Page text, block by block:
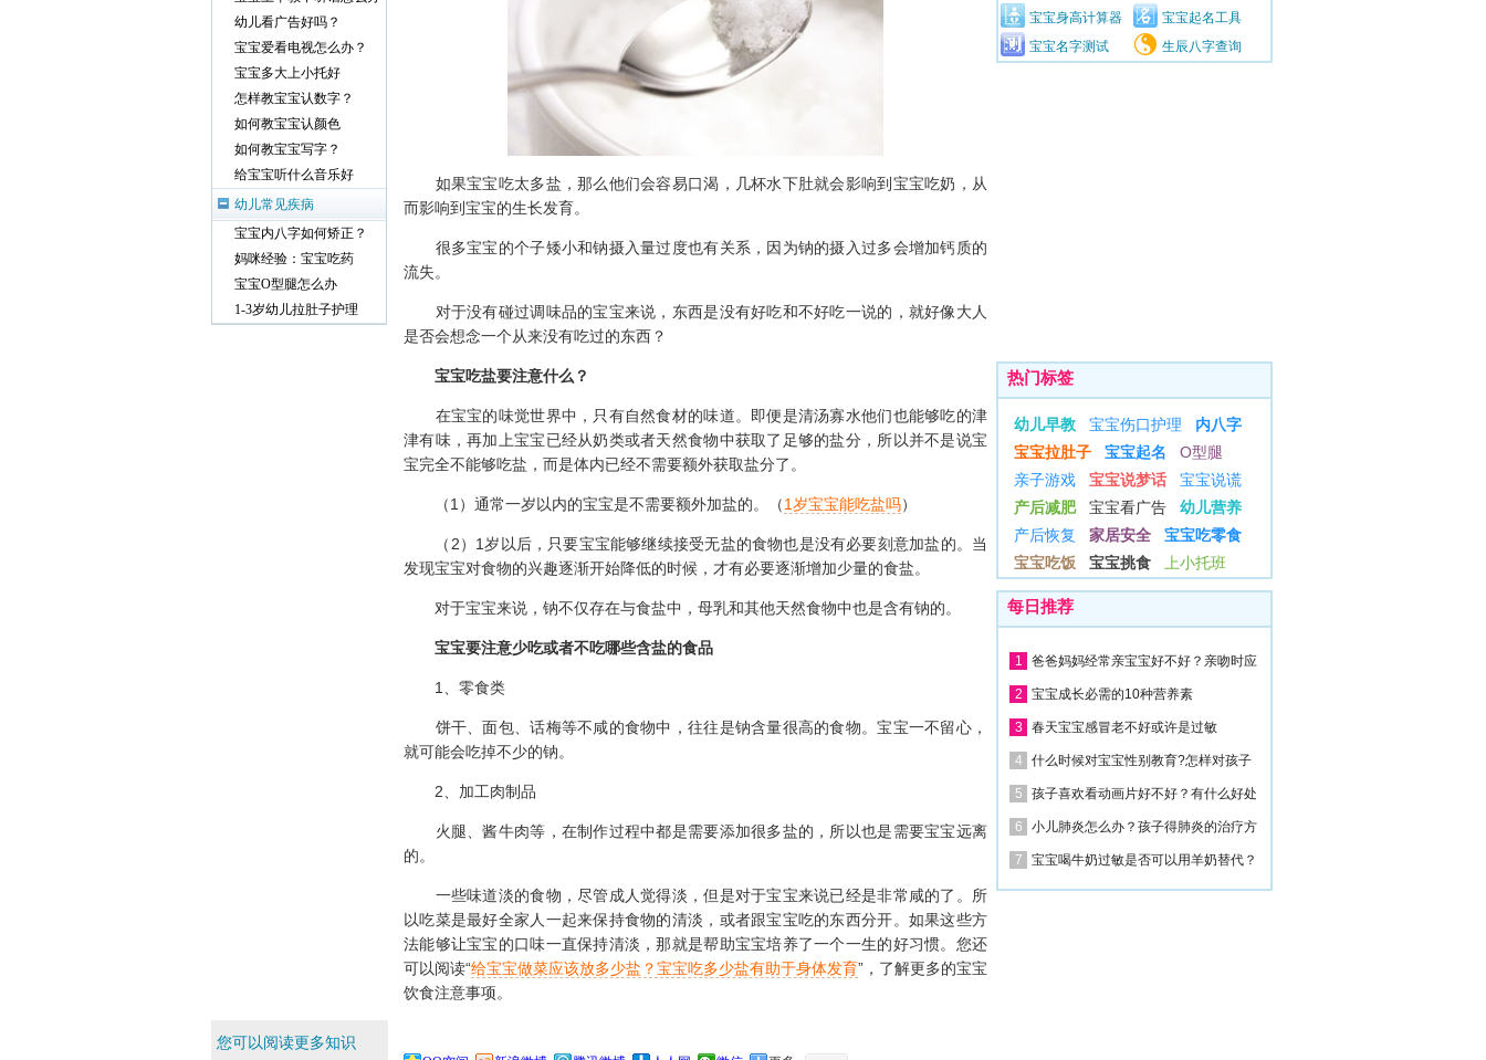
如果宝宝吃太多盐，那么他们会容易口渴，几杯水下肚就会影响到宝宝吃奶，从
而影响到宝宝的生长发育。
很多宝宝的个子矮小和钠摄入量过度也有关系，因为钠的摄入过多会增加钙质的
流失。
对于没有碰过调味品的宝宝来说，东西是没有好吃和不好吃一说的，就好像大人
是否会想念一个从来没有吃过的东西？
宝宝吃盐要注意什么？
在宝宝的味觉世界中，只有自然食材的味道。即便是清汤寡水他们也能够吃的津
津有味，再加上宝宝已经从奶类或者天然食物中获取了足够的盐分，所以并不是说宝
宝完全不能够吃盐，而是体内已经不需要额外获取盐分了。
（1）通常一岁以内的宝宝是不需要额外加盐的。（1岁宝宝能吃盐吗）
（2）1岁以后，只要宝宝能够继续接受无盐的食物也是没有必要刻意加盐的。当
发现宝宝对食物的兴趣逐渐开始降低的时候，才有必要逐渐增加少量的食盐。
对于宝宝来说，钠不仅存在与食盐中，母乳和其他天然食物中也是含有钠的。
宝宝要注意少吃或者不吃哪些含盐的食品
1、零食类
饼干、面包、话梅等不咸的食物中，往往是钠含量很高的食物。宝宝一不留心，
就可能会吃掉不少的钠。
2、加工肉制品
火腿、酱牛肉等，在制作过程中都是需要添加很多盐的，所以也是需要宝宝远离
的。
一些味道淡的食物，尽管成人觉得淡，但是对于宝宝来说已经是非常咸的了。所
以吃菜是最好全家人一起来保持食物的清淡，或者跟宝宝吃的东西分开。如果这些方
法能够让宝宝的口味一直保持清淡，那就是帮助宝宝培养了一个一生的好习惯。您还
可以阅读“给宝宝做菜应该放多少盐？宝宝吃多少盐有助于身体发育”，了解更多的宝宝
饮食注意事项。
幼儿看广告好吗？
宝宝爱看电视怎么办？
宝宝多大上小托好
怎样教宝宝认数字？
如何教宝宝认颜色
如何教宝宝写字？
给宝宝听什么音乐好
幼儿常见疾病
宝宝内八字如何矫正？
妈咪经验：宝宝吃药
宝宝O型腿怎么办
1-3岁幼儿拉肚子护理
您可以阅读更多知识
宝宝身高计算器
宝宝起名工具
宝宝名字测试
生辰八字查询
热门标签
幼儿早教 宝宝伤口护理
内八字
宝宝拉肚子
宝宝起名
O型腿
亲子游戏
宝宝说梦话
宝宝说谎
产后减肥
宝宝看广告
幼儿营养
产后恢复
家居安全
宝宝吃零食
宝宝吃饭
宝宝挑食 上小托班
每日推荐
1 爸爸妈妈经常亲宝宝好不好？亲吻时应
2 宝宝成长必需的10种营养素
3 春天宝宝感冒老不好或许是过敏
4 什么时候对宝宝性别教育?怎样对孩子
5 孩子喜欢看动画片好不好？有什么好处
6 小儿肺炎怎么办？孩子得肺炎的治疗方
7 宝宝喝牛奶过敏是否可以用羊奶替代？